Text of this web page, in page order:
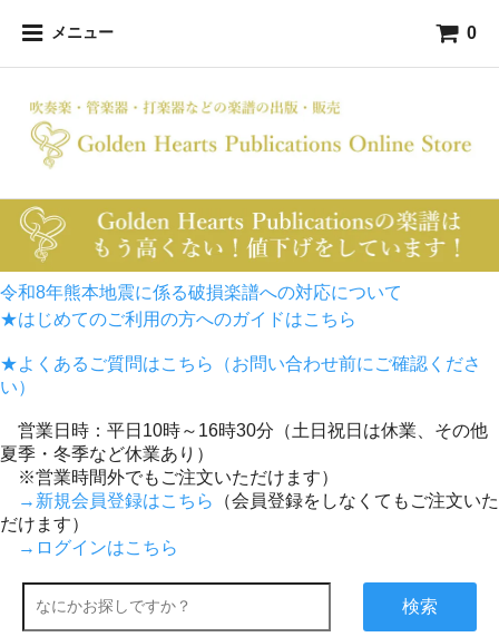
メニュー 0
令和8年熊本地震に係る破損楽譜への対応について
★はじめてのご利用の方へのガイドはこちら
★よくあるご質問はこちら（お問い合わせ前にご確認くださ
い）
営業日時：平日10時～16時30分（土日祝日は休業、その他
夏季・冬季など休業あり）
※営業時間外でもご注文いただけます）
→新規会員登録はこちら
（会員登録をしなくてもご注文いた
だけます）
→ログインはこちら
検索